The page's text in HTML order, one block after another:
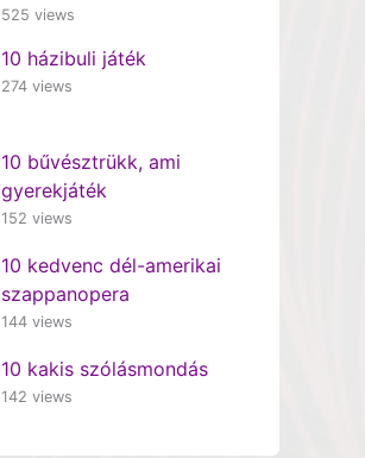
525 views
10 házibuli játék
274 views
10 bűvésztrükk, ami
gyerekjáték
152 views
10 kedvenc dél-amerikai
szappanopera
144 views
10 kakis szólásmondás
142 views